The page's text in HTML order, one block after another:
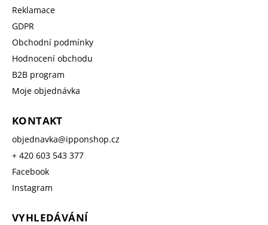
Reklamace
GDPR
Obchodní podmínky
Hodnocení obchodu
B2B program
Moje objednávka
KONTAKT
objednavka@ipponshop.cz
+ 420 603 543 377
Facebook
Instagram
VYHLEDÁVÁNÍ